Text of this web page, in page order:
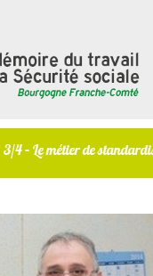
pour rechercher ou
3/4 – Le métier de